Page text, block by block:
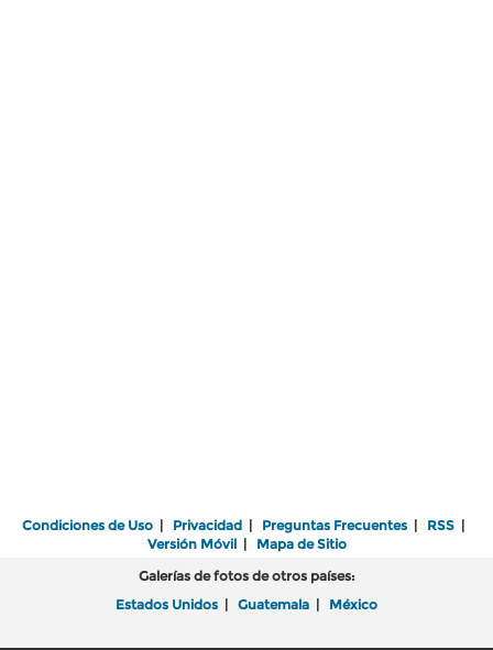
Condiciones de Uso | Privacidad | Preguntas Frecuentes | RSS |
Versión Móvil| Mapa de Sitio
Galerías de fotos de otros países:
Estados Unidos | Guatemala | México